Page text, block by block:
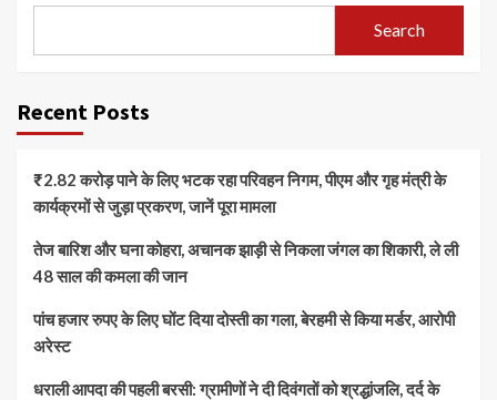
Search
Recent Posts
₹2.82 करोड़ पाने के लिए भटक रहा परिवहन निगम, पीएम और गृह मंत्री के
कार्यक्रमों से जुड़ा प्रकरण, जानें पूरा मामला
तेज बारिश और घना कोहरा, अचानक झाड़ी से निकला जंगल का शिकारी, ले ली
48 साल की कमला की जान
पांच हजार रुपए के लिए घोंट दिया दोस्ती का गला, बेरहमी से किया मर्डर, आरोपी
अरेस्ट
धराली आपदा की पहली बरसी: ग्रामीणों ने दी दिवंगतों को श्रद्धांजलि, दर्द के